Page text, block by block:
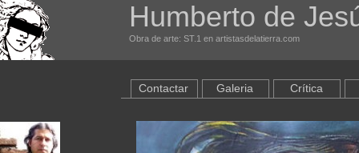
Humberto de
Obra de arte: ST.1 en artistasdelatierra.com
Contactar Galeria Crítica